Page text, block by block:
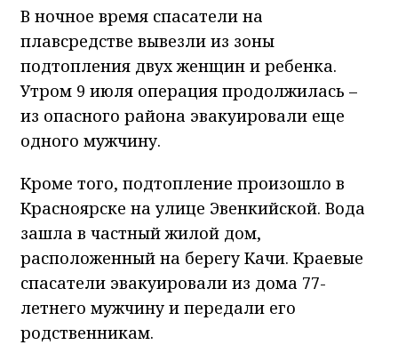
В ночное время спасатели на
плавсредстве вывезли из зоны
подтопления двух женщин и ребенка.
Утром 9 июля операция продолжилась –
из опасного района эвакуировали еще
одного мужчину.
Кроме того, подтопление произошло в
Красноярске на улице Эвенкийской. Вода
зашла в частный жилой дом,
расположенный на берегу Качи. Краевые
спасатели эвакуировали из дома 77-
летнего мужчину и передали его
родственникам.